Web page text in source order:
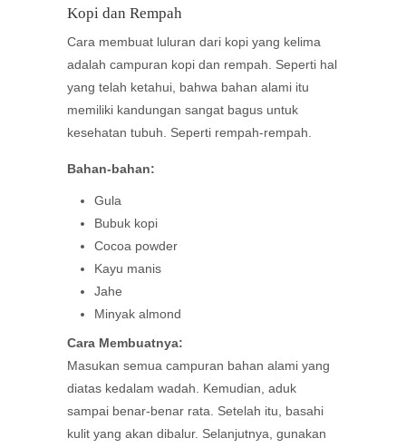
Kopi dan Rempah
Cara membuat luluran dari kopi yang kelima
adalah campuran kopi dan rempah. Seperti hal
yang telah ketahui, bahwa bahan alami itu
memiliki kandungan sangat bagus untuk
kesehatan tubuh. Seperti rempah-rempah.
Bahan-bahan:
Gula
Bubuk kopi
Cocoa powder
Kayu manis
Jahe
Minyak almond
Cara Membuatnya:
Masukan semua campuran bahan alami yang
diatas kedalam wadah. Kemudian, aduk
sampai benar-benar rata. Setelah itu, basahi
kulit yang akan dibalur. Selanjutnya, gunakan